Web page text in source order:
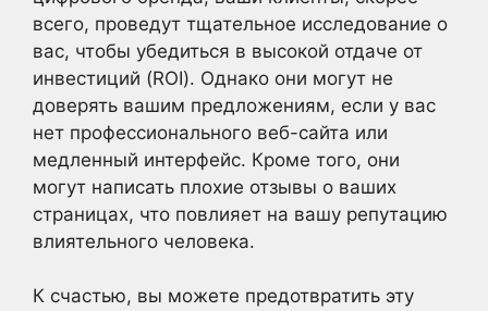
всего, проведут тщательное исследование о
вас, чтобы убедиться в высокой отдаче от
инвестиций (ROI). Однако они могут не
доверять вашим предложениям, если у вас
нет профессионального веб-сайта или
медленный интерфейс. Кроме того, они
могут написать плохие отзывы о ваших
страницах, что повлияет на вашу репутацию
влиятельного человека.
К счастью, вы можете предотвратить эту